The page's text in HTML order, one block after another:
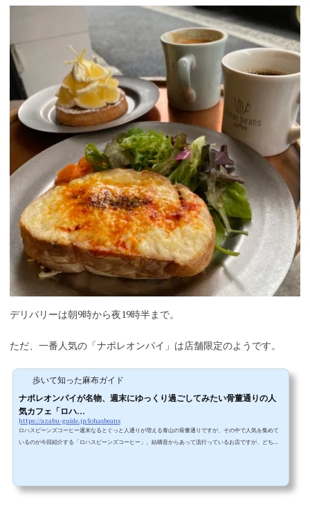
デリバリーは朝9時から夜19時半まで。
ただ、一番人気の「ナポレオンパイ」は店舗限定のようです。
歩いて知った麻布ガイド
ナポレオンパイが名物、週末にゆっくり過ごしてみたい骨董通りの人
気カフェ「ロハ...
https://azabu-guide.jp/lohasbeans
ロハスビーンズコーヒー週末なるとぐっと人通りが増える青山の骨董通りですが、その中で人気を集めて
いるのが今回紹介する「ロハスビーンズコーヒー」。結構昔からあって流行っているお店ですが、どちら
の日は普通に朝食で利用してみ...